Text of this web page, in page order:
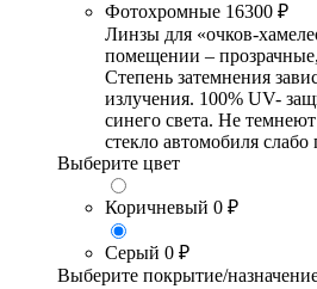
Фотохромные 16300 ₽
Линзы для «очков-
помещении –
Степень затемнения
излучения. 100% UV-
синего света. Не
стекло автомобиля слабо
Выберите цвет
Коричневый 0 ₽
Серый 0 ₽
Выберите покрытие/